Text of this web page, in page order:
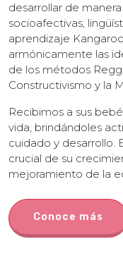
desarrollar de
socioafectivas,
aprendizaje
armónicamente las
de los métodos
Constructivismo y la
Recibimos a sus
vida, brindándoles
cuidado y desarrollo.
crucial de su
mejoramiento de la
Conoce más